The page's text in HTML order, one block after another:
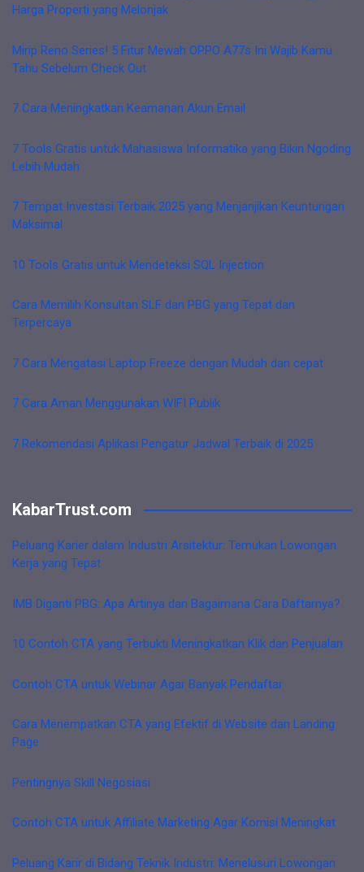
Harga Properti yang Melonjak
Mirip Reno Series! 5 Fitur Mewah OPPO A77s Ini Wajib Kamu
Tahu Sebelum Check Out
7 Cara Meningkatkan Keamanan Akun Email
7 Tools Gratis untuk Mahasiswa Informatika yang Bikin Ngoding
Lebih Mudah
7 Tempat Investasi Terbaik 2025 yang Menjanjikan Keuntungan
Maksimal
10 Tools Gratis untuk Mendeteksi SQL Injection
Cara Memilih Konsultan SLF dan PBG yang Tepat dan
Terpercaya
7 Cara Mengatasi Laptop Freeze dengan Mudah dan cepat
7 Cara Aman Menggunakan WIFI Publik
7 Rekomendasi Aplikasi Pengatur Jadwal Terbaik di 2025
KabarTrust.com
Peluang Karier dalam Industri Arsitektur: Temukan Lowongan
Kerja yang Tepat
IMB Diganti PBG: Apa Artinya dan Bagaimana Cara Daftarnya?
10 Contoh CTA yang Terbukti Meningkatkan Klik dan Penjualan
Contoh CTA untuk Webinar Agar Banyak Pendaftar
Cara Menempatkan CTA yang Efektif di Website dan Landing
Page
Pentingnya Skill Negosiasi
Contoh CTA untuk Affiliate Marketing Agar Komisi Meningkat
Peluang Karir di Bidang Teknik Industri: Menelusuri Lowongan